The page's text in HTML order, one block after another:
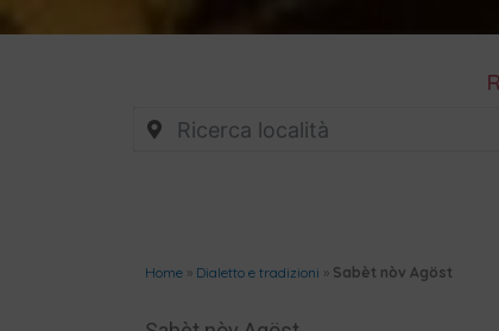
Home » Dialetto e tradizioni » Sabèt nòv Agöst